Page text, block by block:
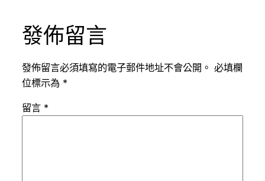
發佈留言
發佈留言必須填寫的電子郵件地址不會公開。 必填欄
位標示為 *
留言 *